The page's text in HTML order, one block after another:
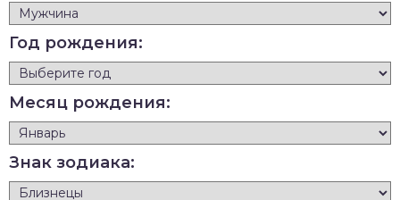
Год рождения:
Месяц рождения:
Знак зодиака: